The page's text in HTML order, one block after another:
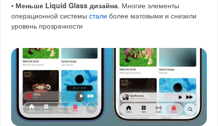
• Меньше Liquid Glass дизайна. Многие элементы
операционной системыстали более матовыми и снизили
уровень прозрачности